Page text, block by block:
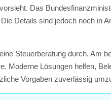
Das
Details sind jedoch noch in
Steuerberatung durch. Am
Moderne Lösungen helfen,
Vorgaben zuverlässig